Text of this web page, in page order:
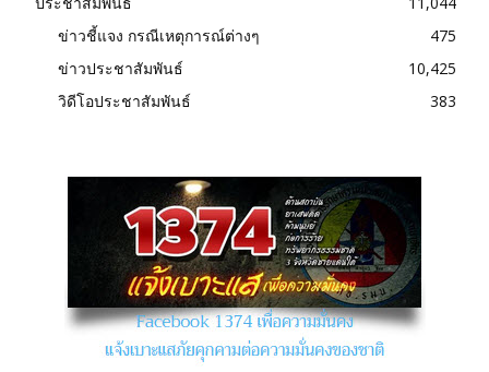
ข่าวชี้แจง กรณีเหตุการณ์ต่างๆ
475
ข่าวประชาสัมพันธ์
10,425
วิดีโอประชาสัมพันธ์
383